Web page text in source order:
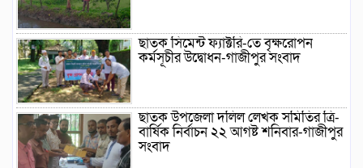
ছাতক সিমেন্ট ফ্যাক্টরি-তে বৃক্ষরোপন
কর্মসূচীর উদ্বোধন-গাজীপুর সংবাদ
ছাতক উপজেলা দলিল লেখক সমিতির ত্রি-
বার্ষিক নির্বাচন ২২ আগষ্ট শনিবার-গাজীপুর
সংবাদ